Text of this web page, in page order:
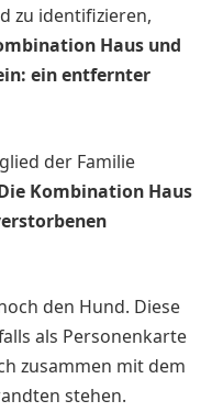
zu identifizieren,
Haus und
ein entfernter
der Familie
Kombination Haus
den Hund. Diese
als Personenkarte
zusammen mit dem
stehen.